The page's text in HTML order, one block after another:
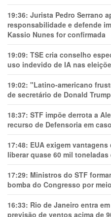
19:36: Jurista Pedro Serrano
responsabilidade e defende
Kassio Nunes for confirmada
19:09: TSE cria conselho
uso indevido de IA nas
19:02: "Latino-americano
de secretário de Donald Trump
18:37: STF impõe derrota a
recurso de Defensoria em
17:48: EUA exigem
liberar quase 60 mil toneladas
17:29: Ministros do STF
bomba do Congresso por
16:33: Rio de Janeiro entra
previsão de ventos acima de